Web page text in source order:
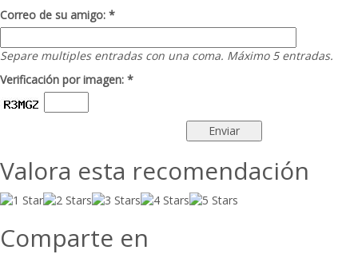
Correo de su amigo: *
Separe multiples entradas con una coma. Máximo 5 entradas.
Verificación por imagen: *
Valora esta recomendación
Comparte en